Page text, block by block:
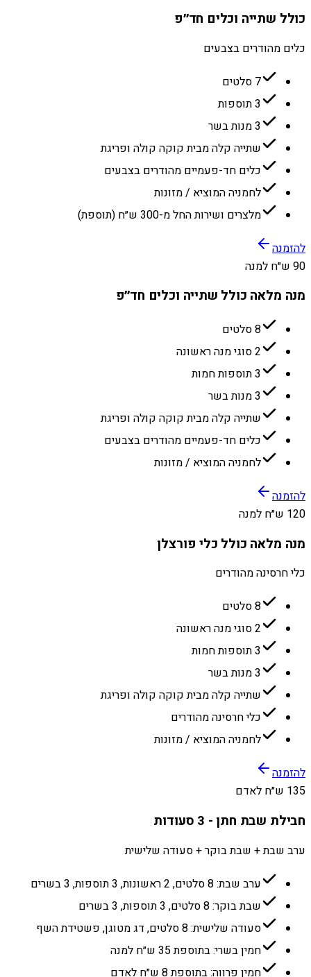
כולל שתייה וכלים חד״פ
כלים מהודרים בצבעים
7 סלטים
3 תוספות
3 מנות בשר
שתייה קלה מבית קוקה קולה ופריגת
כלים חד-פעמיים מהודרים בצבעים
לחמניה המוציא / מזונות
מלצרים ושירות החל מ-300 ש״ח (תוספת)
להזמנה
90 ש״ח למנה
מנה מלאה כולל שתייה וכלים חד״פ
8 סלטים
2 סוגי מנה ראשונה
3 תוספות חמות
3 מנות בשר
שתייה קלה מבית קוקה קולה ופריגת
כלים חד-פעמיים מהודרים בצבעים
לחמניה המוציא / מזונות
להזמנה
120 ש״ח למנה
מנה מלאה כולל כלי פורצלן
כלי חרסינה מהודרים
8 סלטים
2 סוגי מנה ראשונה
3 תוספות חמות
3 מנות בשר
שתייה קלה מבית קוקה קולה ופריגת
כלי חרסינה מהודרים
לחמניה המוציא / מזונות
להזמנה
135 ש״ח לאדם
חבילת שבת חתן - 3 סעודות
ערב שבת + שבת בוקר + סעודה שלישית
ערב שבת: 8 סלטים, 2 ראשונות, 3 תוספות, 3 בשרים
שבת בוקר: 8 סלטים, 3 תוספות, 3 בשרים
סעודה שלישית: 8 סלטים, דג מטוגן, פשטידת השף
חמין בשרי: בתוספת 35 ש״ח למנה
חמין פרווה: בתוספת 8 ש״ח לאדם